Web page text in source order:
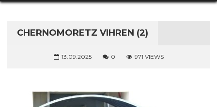
CHERNOMORETZ VIHREN (2)
13.09.2025 0 971 VIEWS